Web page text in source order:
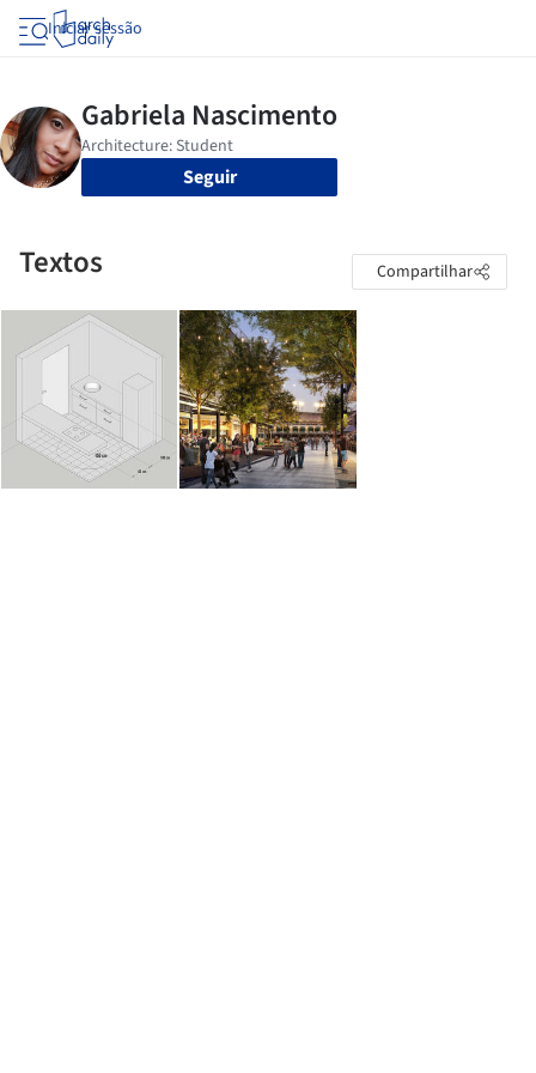
Iniciar sessão
Seguir
Textos Compartilhar